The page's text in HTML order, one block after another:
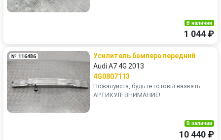
В наличии
1 044 ₽
№ 116486
Усилитель бампера передний
Audi A7 4G 2013
4G0807113
Пожалуйста, будьте готовы назвать
АРТИКУЛ! ВНИМАНИЕ!
В наличии
10 440 ₽